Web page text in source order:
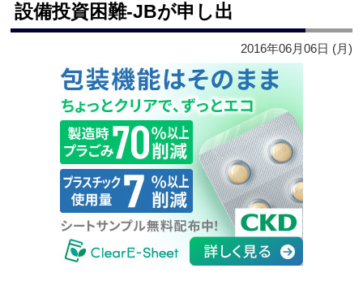
設備投資困難‐JBが申し出
2016年06月06日 (月)